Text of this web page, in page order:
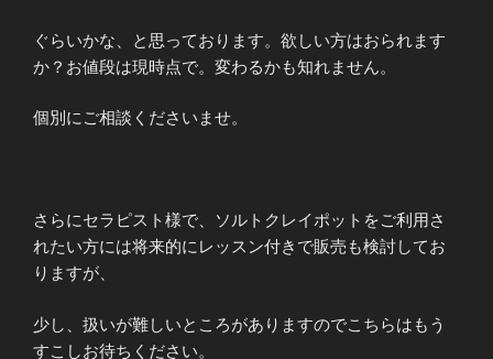
ぐらいかな、と思っております。欲しい方はおられます
か？お値段は現時点で。変わるかも知れません。
個別にご相談くださいませ。
さらにセラピスト様で、ソルトクレイポットをご利用さ
れたい方には将来的にレッスン付きで販売も検討してお
りますが、
少し、扱いが難しいところがありますのでこちらはもう
すこしお待ちください。